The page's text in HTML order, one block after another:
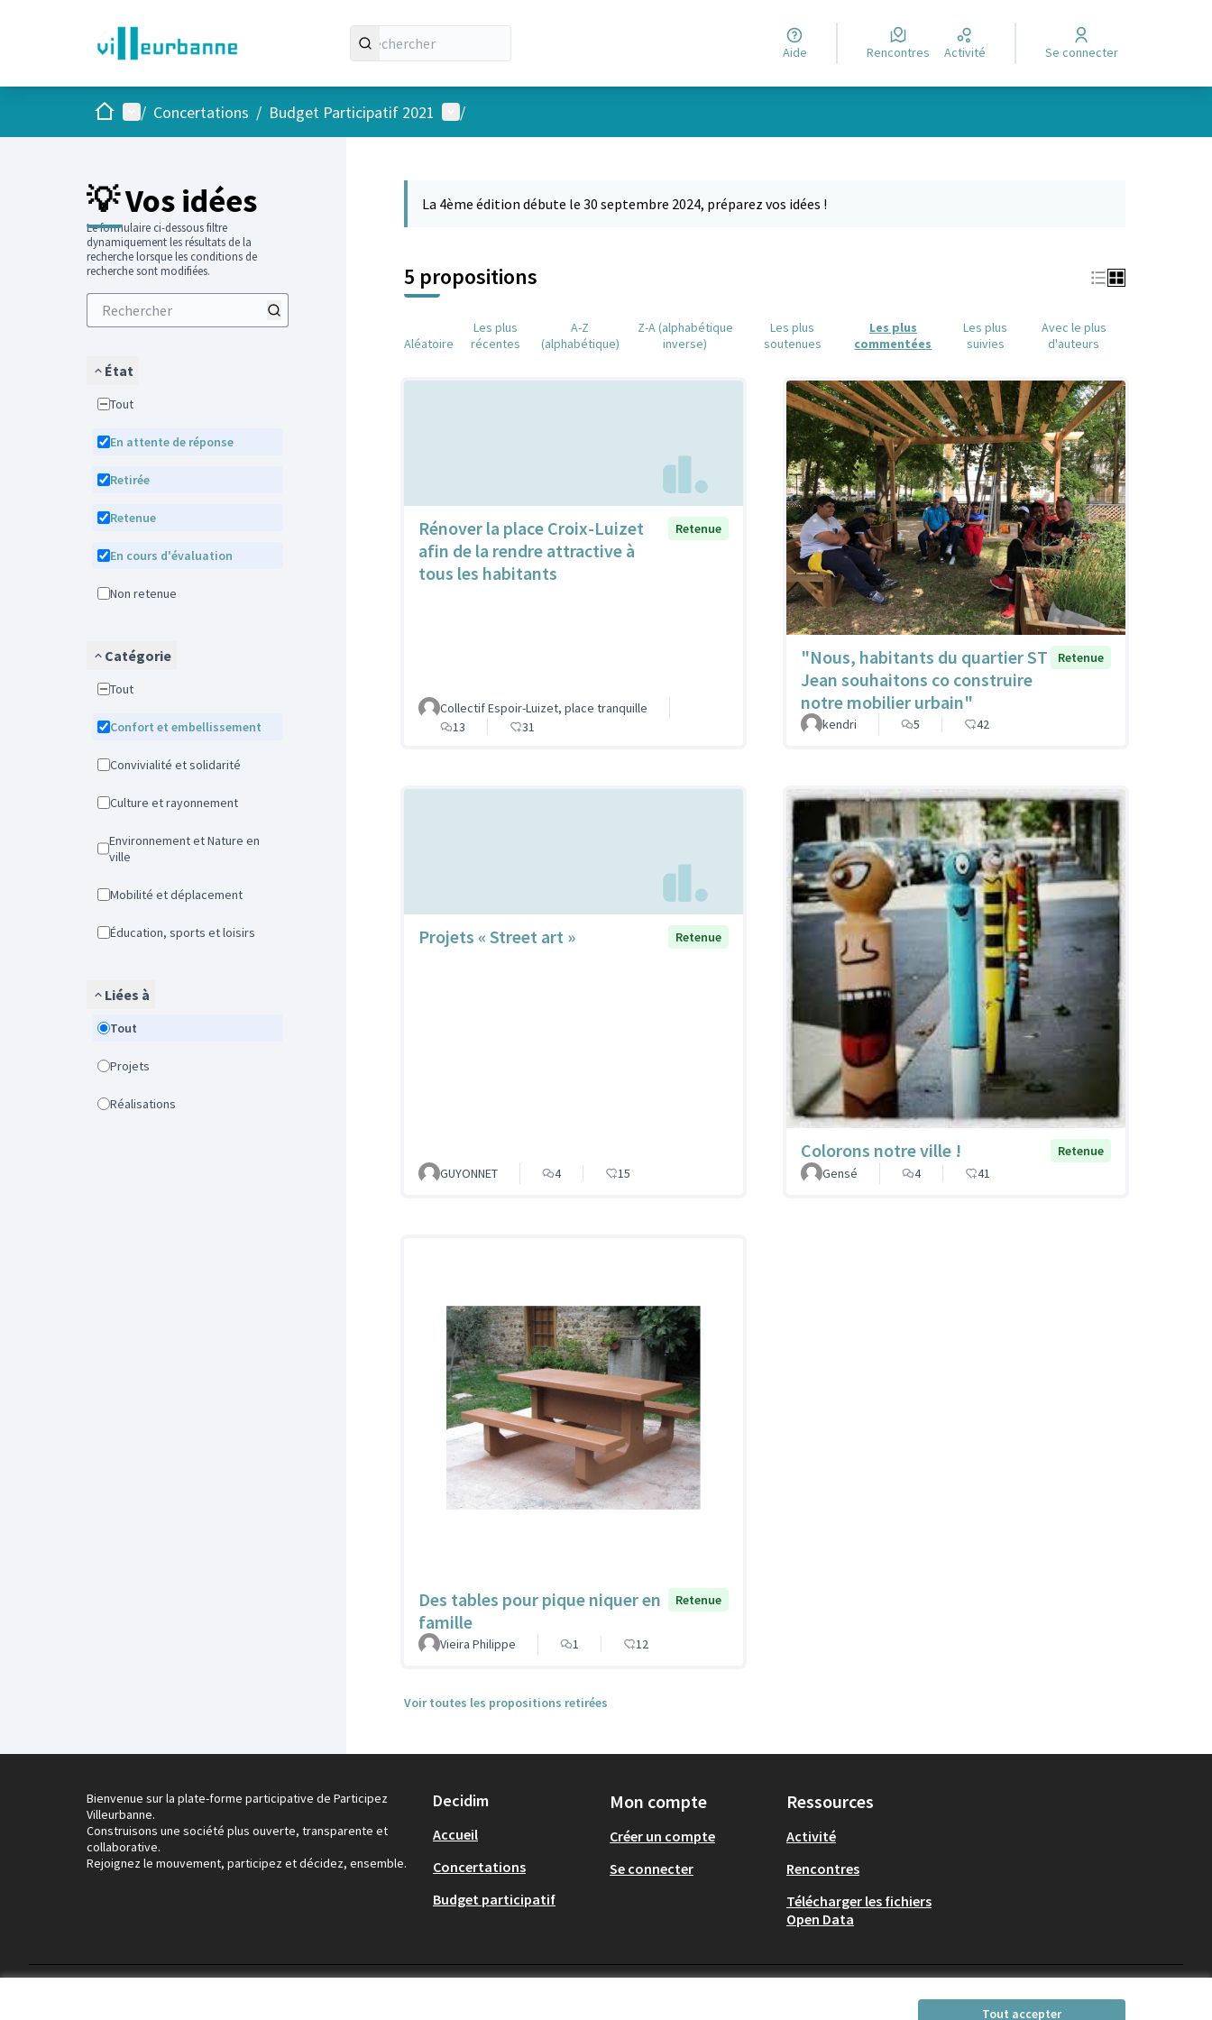
Tout accepter
Aide Rencontres Activité Se connecter
AccueilMenu principal
/ Concertations / Budget Participatif 2021 Menu utilisateur
/
💡 Vos idées
Le formulaire ci-dessous filtre
dynamiquement les résultats de la
recherche lorsque les conditions de
recherche sont modifiées.
État
Tout
En attente de réponse
Retirée
Retenue
En cours d'évaluation
Non retenue
Catégorie
Tout
Confort et embellissement
Convivialité et solidarité
Culture et rayonnement
Environnement et Nature en
ville
Mobilité et déplacement
Éducation, sports et loisirs
Liées à
Tout
Projets
Réalisations
La 4ème édition débute le 30 septembre 2024, préparez vos idées !
5 propositions
Aléatoire
Les plus
récentes
A-Z
(alphabétique)
Z-A (alphabétique
inverse)
Les plus
soutenues
Les plus
commentées
Les plus
suivies
Avec le plus
d'auteurs
Rénover la place Croix-Luizet
afin de la rendre attractive à
tous les habitants
Retenue
Collectif Espoir-Luizet, place tranquille
13
31
"Nous, habitants du quartier ST
Jean souhaitons co construire
notre mobilier urbain"
Retenue
kendri 5 42
Projets « Street art » Retenue
GUYONNET 4 15
Colorons notre ville !
Retenue
Gensé
4 41
Des tables pour pique niquer en
famille
Retenue
Vieira Philippe 1 12
Voir toutes les propositions retirées
Bienvenue sur la plate-forme participative de Participez
Villeurbanne.
Construisons une société plus ouverte, transparente et
collaborative.
Rejoignez le mouvement, participez et décidez, ensemble.
Decidim
Accueil
Concertations
Budget participatif
Mon compte
Créer un compte
Se connecter
Ressources
Activité
Rencontres
Télécharger les fichiers
Open Data